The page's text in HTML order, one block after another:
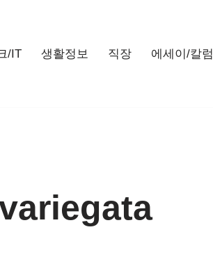
/IT 생활정보 직장 에세이/칼럼